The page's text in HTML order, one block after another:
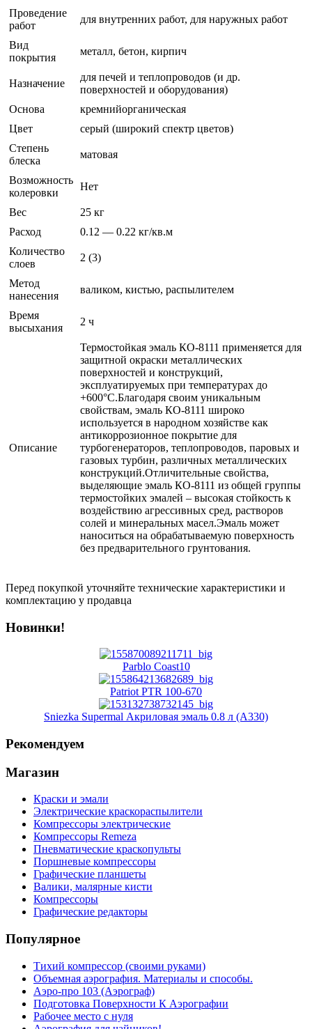
Проведение
работ
для внутренних работ, для наружных работ
Вид
покрытия
металл, бетон, кирпич
Назначение
для печей и теплопроводов (и др.
поверхностей и оборудования)
Основа
кремнийорганическая
Цвет
серый (широкий спектр цветов)
Степень
блеска
матовая
Возможность
колеровки
Нет
Вес
25 кг
Расход
0.12 — 0.22 кг/кв.м
Количество
слоев
2 (3)
Метод
нанесения
валиком, кистью, распылителем
Время
высыхания
2 ч
Описание
Термостойкая эмаль КО-8111 применяется для
защитной окраски металлических
поверхностей и конструкций,
эксплуатируемых при температурах до
+600°С.Благодаря своим уникальным
свойствам, эмаль КО-8111 широко
используется в народном хозяйстве как
антикоррозионное покрытие для
турбогенераторов, теплопроводов, паровых и
газовых турбин, различных металлических
конструкций.Отличительные свойства,
выделяющие эмаль КО-8111 из общей группы
термостойких эмалей – высокая стойкость к
воздействию агрессивных сред, растворов
солей и минеральных масел.Эмаль может
наноситься на обрабатываемую поверхность
без предварительного грунтования.
Перед покупкой уточняйте технические характеристики и
комплектацию у продавца
Новинки!
Parblo Coast10
Patriot PTR 100-670
Sniezka Supermal Акриловая эмаль 0.8 л (A330)
Рекомендуем
Магазин
Краски и эмали
Электрические краскораспылители
Компрессоры электрические
Компрессоры Remeza
Пневматические краскопульты
Поршневые компрессоры
Графические планшеты
Валики, малярные кисти
Компрессоры
Графические редакторы
Популярное
Тихий компрессор (своими руками)
Объемная аэрография. Материалы и способы.
Аэро-про 103 (Аэрограф)
Подготовка Поверхности К Аэрографии
Рабочее место с нуля